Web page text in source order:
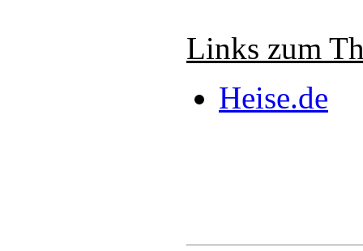
Links zum
Heise.de